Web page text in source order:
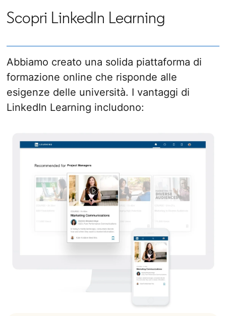
Scopri LinkedIn Learning
Abbiamo creato una solida piattaforma di
formazione online che risponde alle
esigenze delle università. I vantaggi di
LinkedIn Learning includono: